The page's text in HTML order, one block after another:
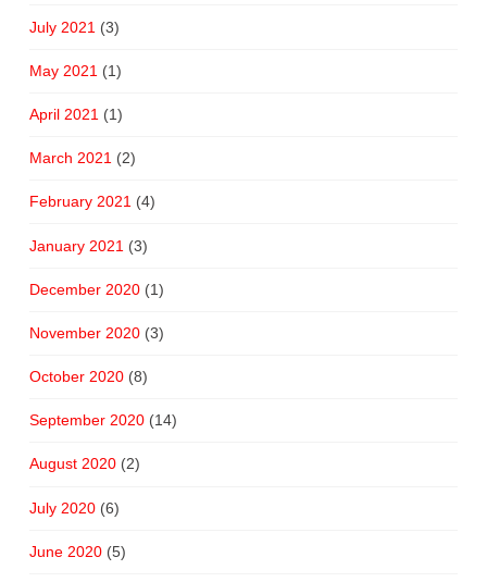
July 2021 (3)
May 2021 (1)
April 2021 (1)
March 2021 (2)
February 2021(4)
January 2021 (3)
December 2020(1)
November 2020(3)
October 2020(8)
September 2020(14)
August 2020(2)
July 2020(6)
June 2020(5)